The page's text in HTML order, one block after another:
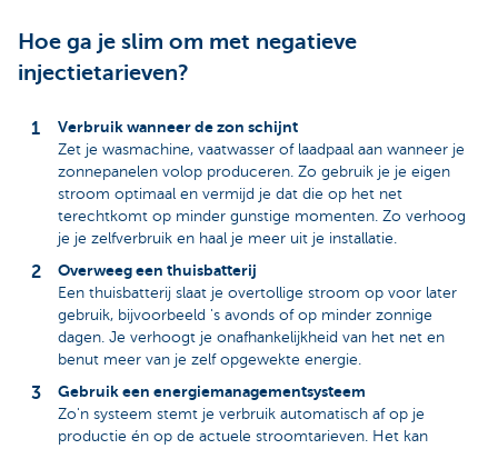
Hoe ga je slim om met negatieve
injectietarieven?
Verbruik wanneer de zon schijnt
Zet je wasmachine, vaatwasser of laadpaal aan wanneer je
zonnepanelen volop produceren. Zo gebruik je je eigen
stroom optimaal en vermijd je dat die op het net
terechtkomt op minder gunstige momenten. Zo verhoog
je je zelfverbruik en haal je meer uit je installatie.
Overweeg een thuisbatterij
Een thuisbatterij slaat je overtollige stroom op voor later
gebruik, bijvoorbeeld 's avonds of op minder zonnige
dagen. Je verhoogt je onafhankelijkheid van het net en
benut meer van je zelf opgewekte energie.
Gebruik een energiemanagementsysteem
Zo'n systeem stemt je verbruik automatisch af op je
productie én op de actuele stroomtarieven. Het kan